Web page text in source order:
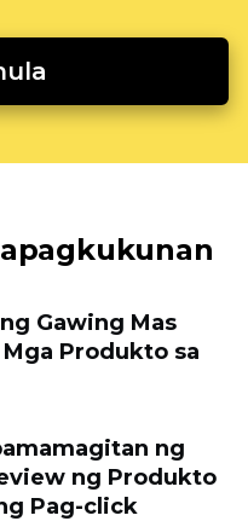
Gawing Mas
Produkto sa
ng
ng Produkto
Pag-click